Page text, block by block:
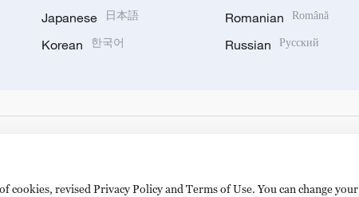
Japanese 日本語
Korean 한국어
Romanian Română
Russian Русский
cookies, revised Privacy Policy and Terms of Use. You can change your